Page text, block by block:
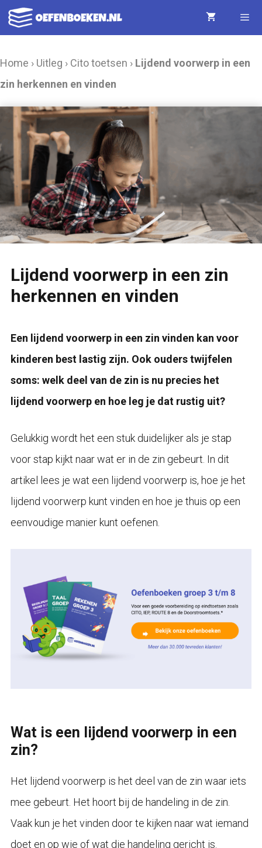
Ga
naar
Home › Uitleg › Cito toetsen › Lijdend voorwerp in een
zin herkennen en vinden
Lijdend voorwerp in een zin
herkennen en vinden
Een lijdend voorwerp in een zin vinden kan voor
kinderen best lastig zijn. Ook ouders twijfelen
soms: welk deel van de zin is nu precies het
lijdend voorwerp en hoe leg je dat rustig uit?
Gelukkig wordt het een stuk duidelijker als je stap
voor stap kijkt naar wat er in de zin gebeurt. In dit
artikel lees je wat een lijdend voorwerp is, hoe je het
lijdend voorwerp kunt vinden en hoe je thuis op een
eenvoudige manier kunt oefenen.
Wat is een lijdend voorwerp in een
zin?
Het lijdend voorwerp is het deel van de zin waar iets
mee gebeurt. Het hoort bij de handeling in de zin.
Vaak kun je het vinden door te kijken naar wat iemand
doet en op wie of wat die handeling gericht is.